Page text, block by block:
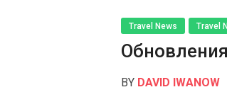
Travel News Travel
BY DAVID IWANOW